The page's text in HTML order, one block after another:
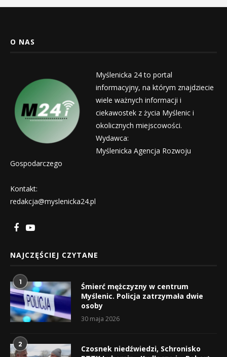
O NAS
Myślenicka 24 to portal
informacyjny, na którym znajdziecie
wiele ważnych informacji i
ciekawostek z życia Myślenic i
okolicznych miejscowości.
Wydawca:
Myślenicka Agencja Rozwoju
Gospodarczego
Kontakt:
redakcja@myslenicka24.pl
NAJCZĘŚCIEJ CZYTANE
1
Śmierć mężczyzny w centrum
Myślenic. Policja zatrzymała dwie
osoby
30 maja 2026
2
Czosnek niedźwiedzi, Schronisko